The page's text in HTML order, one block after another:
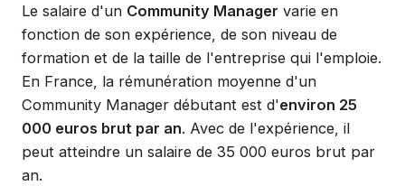
Le salaire d'un Community Manager varie en
fonction de son expérience, de son niveau de
formation et de la taille de l'entreprise qui l'emploie.
En France, la rémunération moyenne d'un
Community Manager débutant est d'environ 25
000 euros brut par an. Avec de l'expérience, il
peut atteindre un salaire de 35 000 euros brut par
an.